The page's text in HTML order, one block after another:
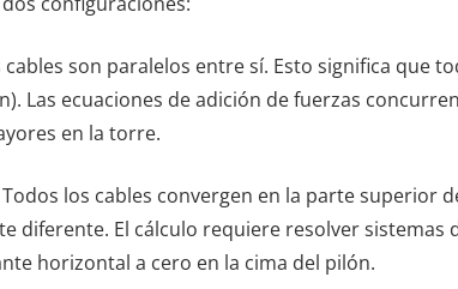
cables son paralelos entre sí. Esto significa que
n). Las ecuaciones de adición de fuerzas
en la torre.
Todos los cables convergen en la parte superior
diferente. El cálculo requiere resolver
horizontal a cero en la cima del pilón.